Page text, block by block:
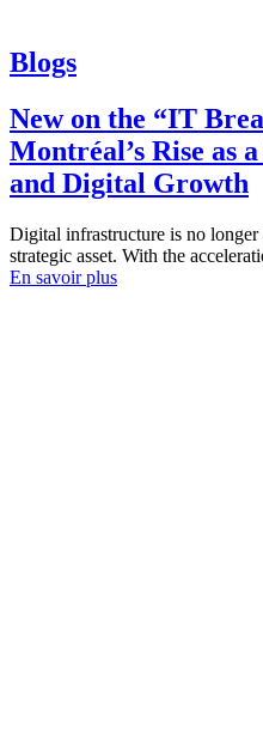
Blogs
New on the “IT
Montréal’s Rise as
and Digital Growth
Digital infrastructure is no
strategic asset. With the
En savoir plus